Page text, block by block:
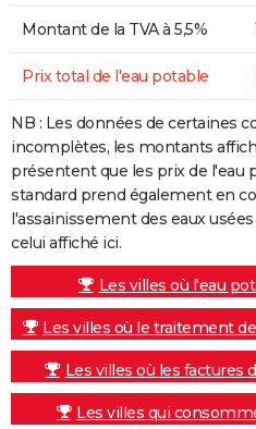
Montant de la TVA à 5,5%
Prix total de l'eau potable
NB : Les données de certaines
incomplètes, les montants
présentent que les prix de l'eau
standard prend également en
l'assainissement des eaux
celui affiché ici.
Les villes où l'eau
Les villes où le traitement
Les villes où les factures
Les villes qui